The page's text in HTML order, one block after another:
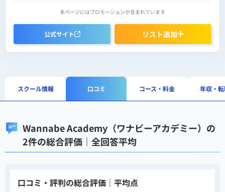
本ページにはプロモーションが含まれています
公式サイト リスト追加
スクール情報 口コミ コース・料金 年収・
Wannabe Academy（ワナビーアカデミー）の
2件の総合評価｜全回答平均
口コミ・評判の総合評価｜平均点